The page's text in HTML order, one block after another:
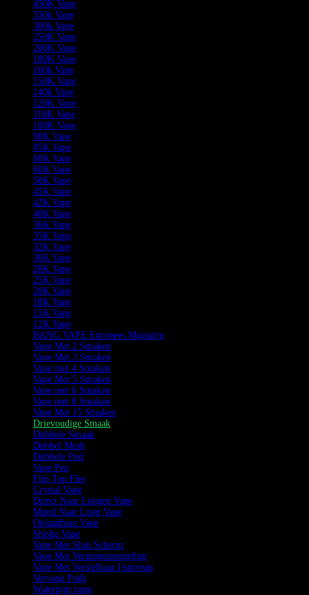
450K Vape
350k Vape
300k Vape
250K Vape
200K Vape
180K Vape
160k Vape
150K Vape
140k Vape
120K Vape
110K Vape
100K Vape
90K Vape
85K Vape
80K Vape
60K Vape
50K Vape
45K Vape
42K Vape
40K Vape
36K Vape
35K Vape
32K Vape
30K Vape
28K Vape
25K Vape
20K Vape
18K Vape
15K Vape
12K Vape
BANG VAPE Europees Magazijn
Vape Met 2 Smaken
Vape Met 3 Smaken
Vape met 4 Smaken
Vape Met 5 Smaken
Vape met 6 Smaken
Vape met 8 Smaken
Vape Met 15 Smaken
Drievoudige Smaak
Dubbele Smaak
Dubbel Mesh
Dubbele Pod
Vape Pen
Flip Top Fles
Crystal Vape
Direct Naar Longen Vape
Mond Naar Long Vape
Oplaadbare Vape
Shisha Vape
Vape Met Slim Scherm
Vape Met Vermogensregeling
Vape Met Verstelbaar Ijsniveau
Vervang Pods
Waterpijp vape